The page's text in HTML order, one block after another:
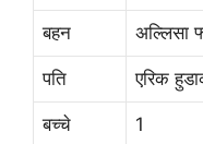
बहन अल्लिसा
पति एरिक
बच्चे 1